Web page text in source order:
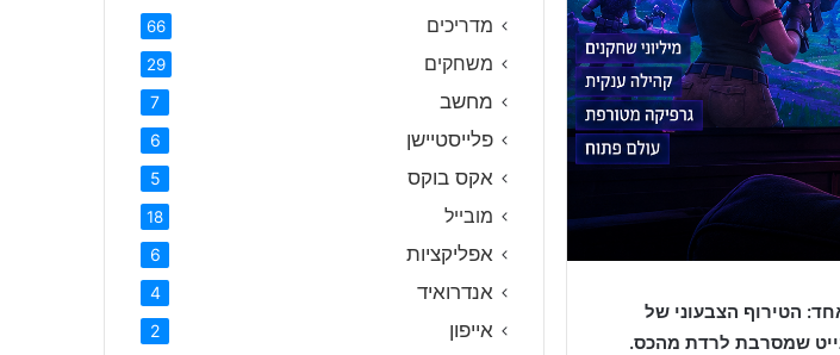
הטירוף הצבעוני של
שמסרבת לרדת מהכס.
מדריכים 66
משחקים 29
מחשב 7
פלייסטיישן 6
אקס בוקס 5
מובייל 18
אפליקציות 6
אנדרואיד 4
אייפון 2